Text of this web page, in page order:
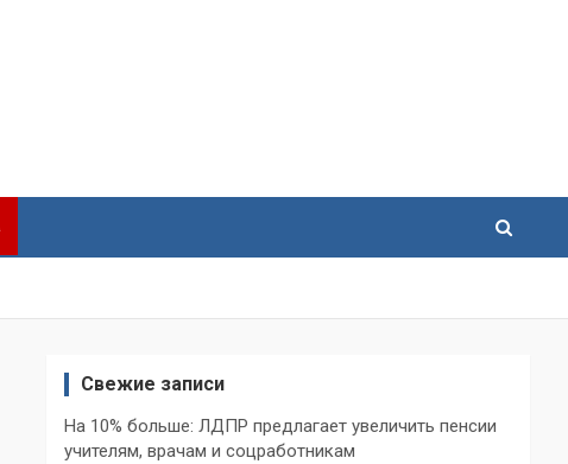
Свежие записи
На 10% больше: ЛДПР предлагает увеличить пенсии
учителям, врачам и соцработникам